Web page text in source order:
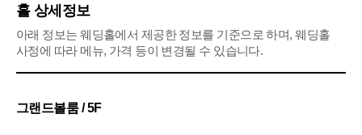
홀 상세정보
아래 정보는 웨딩홀에서 제공한 정보를 기준으로 하며, 웨딩홀
사정에 따라 메뉴, 가격 등이 변경될 수 있습니다.
그랜드볼룸 / 5F